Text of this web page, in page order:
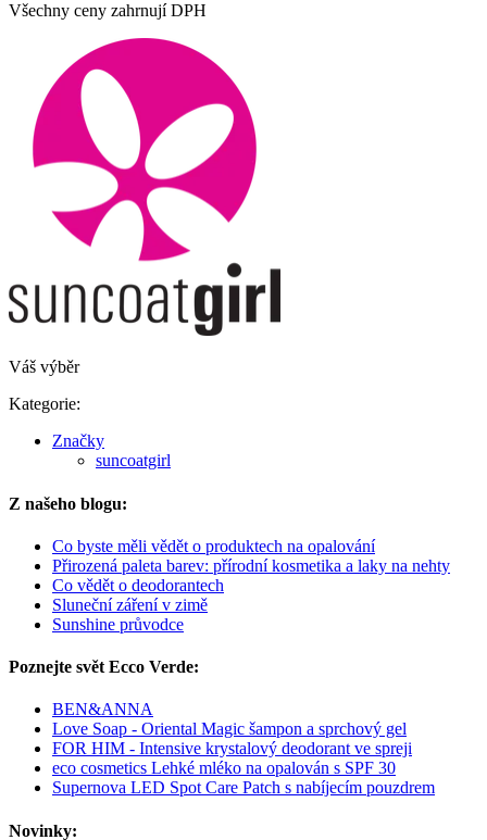
Všechny ceny zahrnují DPH
Váš výběr
Kategorie:
Značky
suncoatgirl
Z našeho blogu:
Co byste měli vědět o produktech na opalování
Přirozená paleta barev: přírodní kosmetika a laky na nehty
Co vědět o deodorantech
Sluneční záření v zimě
Sunshine průvodce
Poznejte svět Ecco Verde:
BEN&ANNA
Love Soap - Oriental Magic šampon a sprchový gel
FOR HIM - Intensive krystalový deodorant ve spreji
eco cosmetics Lehké mléko na opalován s SPF 30
Supernova LED Spot Care Patch s nabíjecím pouzdrem
Novinky: